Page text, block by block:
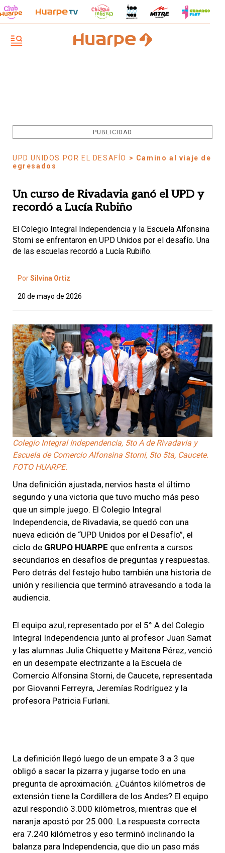
PUBLICIDAD
UPD UNIDOS POR EL DESAFÍO > Camino al viaje de
egresados
Un curso de Rivadavia ganó el UPD y
recordó a Lucía Rubiño
El Colegio Integral Independencia y la Escuela Alfonsina
Storni se enfrentaron en UPD Unidos por el desafío. Una
de las escuelas recordó a Lucía Rubiño.
PorSilvina Ortiz
20 de mayo de 2026
Colegio Integral Independencia, 5to A de Rivadavia y
Escuela de Comercio Alfonsina Storni, 5to 5ta, Caucete.
FOTO HUARPE.
Una definición ajustada, nervios hasta el último
segundo y una victoria que tuvo mucho más peso
que un simple juego. El Colegio Integral
Independencia, de Rivadavia, se quedó con una
nueva edición de “UPD Unidos por el Desafío”, el
ciclo de GRUPO HUARPE que enfrenta a cursos
secundarios en desafíos de preguntas y respuestas.
Pero detrás del festejo hubo también una historia de
unión y resiliencia que terminó atravesando a toda la
audiencia.
El equipo azul, representado por el 5° A del Colegio
Integral Independencia junto al profesor Juan Samat
y las alumnas Julia Chiquette y Maitena Pérez, venció
en un desempate electrizante a la Escuela de
Comercio Alfonsina Storni, de Caucete, representada
por Giovanni Ferreyra, Jeremías Rodríguez y la
profesora Patricia Furlani.
La definición llegó luego de un empate 3 a 3 que
obligó a sacar la pizarra y jugarse todo en una
pregunta de aproximación. ¿Cuántos kilómetros de
extensión tiene la Cordillera de los Andes? El equipo
azul respondió 3.000 kilómetros, mientras que el
naranja apostó por 25.000. La respuesta correcta
era 7.240 kilómetros y eso terminó inclinando la
balanza para Independencia, que dio un paso más